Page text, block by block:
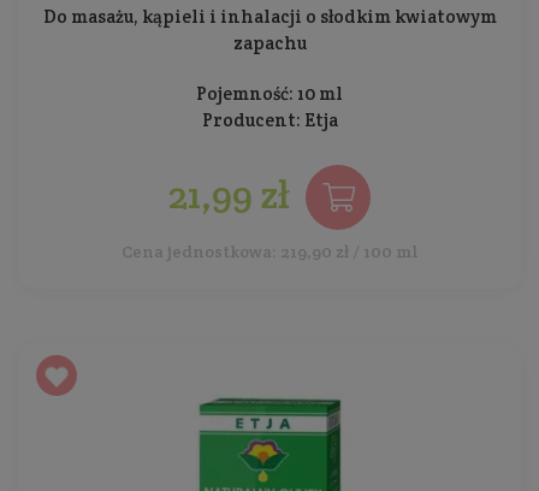
Do masażu, kąpieli i inhalacji o słodkim kwiatowym
zapachu
Pojemność: 10 ml
Producent: Etja
21,99 zł
Cena jednostkowa: 219,90 zł / 100 ml